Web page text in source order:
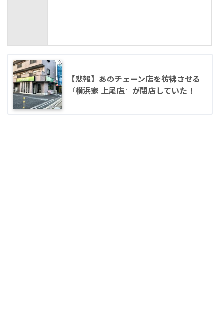
【悲報】あのチェーン店を彷彿させる
『横浜家 上尾店』が閉店していた！